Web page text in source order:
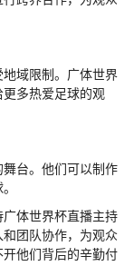
域限制。广体世界
多热爱足球的观
台。他们可以制作
体世界杯直播主持
团队协作，为观众
他们背后的辛勤付